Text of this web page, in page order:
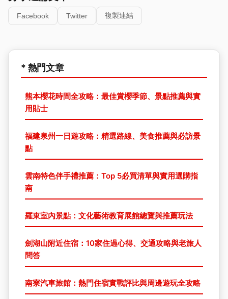
Facebook Twitter 複製連結
* 熱門文章
熊本櫻花時間全攻略：最佳賞櫻季節、景點推薦與實
用貼士
福建泉州一日遊攻略：精選路線、美食推薦與必訪景
點
雲南特色伴手禮推薦：Top 5必買清單與實用選購指
南
羅東室內景點：文化藝術教育展館總覽與推薦玩法
劍湖山附近住宿：10家住過心得、交通攻略與老旅人
問答
南寮汽車旅館：熱門住宿實戰評比與周邊遊玩全攻略